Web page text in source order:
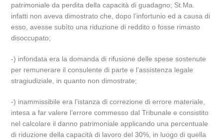
patrimoniale da perdita della capacità di guadagno; St.Ma.
infatti non aveva dimostrato che, dopo l’infortunio ed a causa di
esso, avesse subìto una riduzione di reddito o fosse rimasto
disoccupato;
-) infondata era la domanda di rifusione delle spese sostenute
per remunerare il consulente di parte e l’assistenza legale
stragiudiziale, in quanto non dimostrate;
-) inammissibile era l’istanza di correzione di errore materiale,
intesa a far valere l’errore commesso dal Tribunale e consistito
nel calcolare il danno patrimoniale applicando una percentuale
di riduzione della capacità di lavoro del 30%, in luogo di quella